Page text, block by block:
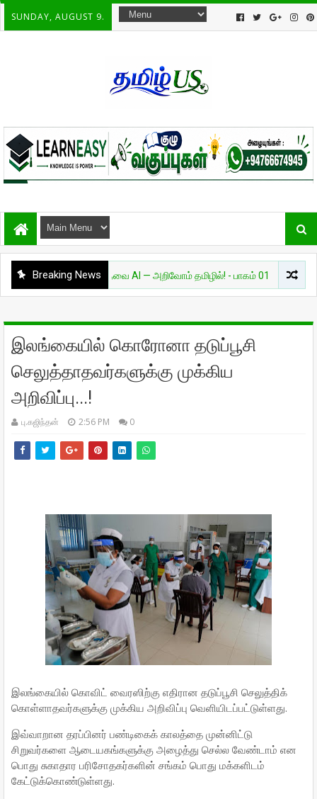
SUNDAY, AUGUST 9.
Breaking News
அறிவியல் தேவை AI — அறிவோம் தமிழில்! - பாகம் 01 சுவாரசியம்
இலங்கையில் கொரோனா தடுப்பூசி
செலுத்தாதவர்களுக்கு முக்கிய
அறிவிப்பு...!
பு.கஜிந்தன் 2:56 PM 0
இலங்கையில் கொவிட் வைரஸிற்கு எதிரான தடுப்பூசி செலுத்திக்
கொள்ளாதவர்களுக்கு முக்கிய அறிவிப்பு வெளியிடப்பட்டுள்ளது.
இவ்வாறான தரப்பினர் பண்டிகைக் காலத்தை முன்னிட்டு
சிறுவர்களை ஆடையகங்களுக்கு அழைத்து செல்ல வேண்டாம் என
பொது சுகாதார பரிசோதகர்களின் சங்கம் பொது மக்களிடம்
கேட்டுக்கொண்டுள்ளது.